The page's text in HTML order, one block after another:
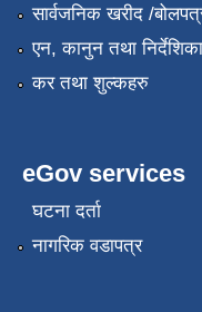
सार्वजनिक खरीद /
एन, कानुन तथा निर्देशिका
कर तथा शुल्कहरु
eGov services
घटना दर्ता
नागरिक वडापत्र